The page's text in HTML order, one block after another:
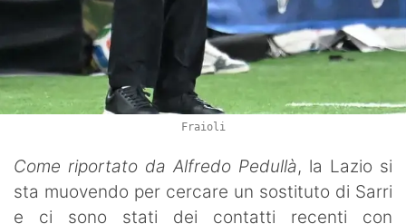
Fraioli
Come riportato da Alfredo Pedullà, la Lazio si
sta muovendo per cercare un sostituto di Sarri
e ci sono stati dei contatti recenti con